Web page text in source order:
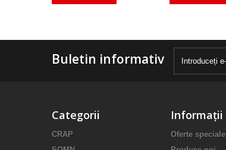
Buletin informativ
Categorii
CRAP
Informații
Oferte speciale